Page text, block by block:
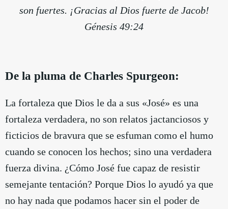
son fuertes. ¡Gracias al Dios fuerte de Jacob!
Génesis 49:24
De la pluma de Charles Spurgeon:
La fortaleza que Dios le da a sus «José» es una
fortaleza verdadera, no son relatos jactanciosos y
ficticios de bravura que se esfuman como el humo
cuando se conocen los hechos; sino una verdadera
fuerza divina. ¿Cómo José fue capaz de resistir
semejante tentación? Porque Dios lo ayudó ya que
no hay nada que podamos hacer sin el poder de